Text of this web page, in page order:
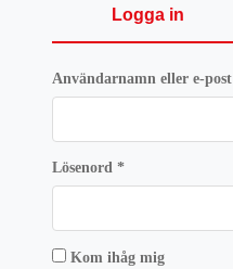
Logga in
Användarnamn eller e-post
Lösenord *Obligatoriskt
Kom ihåg mig